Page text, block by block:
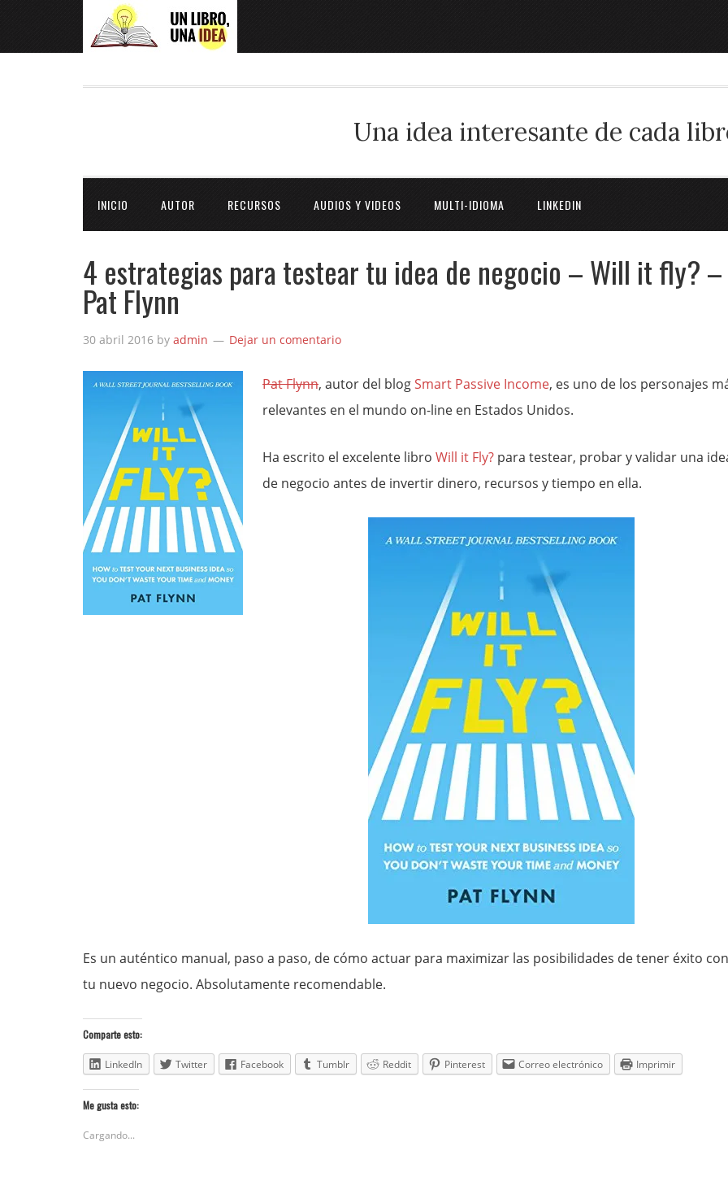
Una idea interesante de cada
INICIO AUTOR RECURSOS AUDIOS Y VIDEOS MULTI-IDIOMA LINKEDIN
4 estrategias para testear tu idea de negocio – Will it fly? –
Pat Flynn
30 abril 2016 by admin Dejar un comentario
Pat Flynn, autor del blogSmart Passive Income, es uno de los personajes
relevantes en el mundo on-line en Estados Unidos.
Ha escrito el excelente libro Will it Fly? para testear, probar y validar una
de negocio antes de invertir dinero, recursos y tiempo en ella.
Es un auténtico manual, paso a paso, de cómo actuar para maximizar las posibilidades de tener éxito con
tu nuevo negocio. Absolutamente recomendable.
Comparte esto:
LinkedIn Twitter Facebook Tumblr Reddit Pinterest Correo electrónico Imprimir
Me gusta esto:
Cargando...